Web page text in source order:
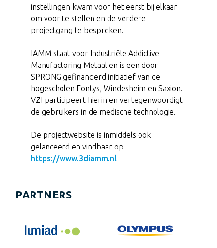
instellingen kwam voor het eerst bij elkaar
om voor te stellen en de verdere
projectgang te bespreken.
IAMM staat voor Industriële Addictive
Manufactoring Metaal en is een door
SPRONG gefinancierd initiatief van de
hogescholen Fontys, Windesheim en Saxion.
VZI participeert hierin en vertegenwoordigt
de gebruikers in de medische technologie.
De projectwebsite is inmiddels ook
gelanceerd en vindbaar op
https://www.3diamm.nl
PARTNERS